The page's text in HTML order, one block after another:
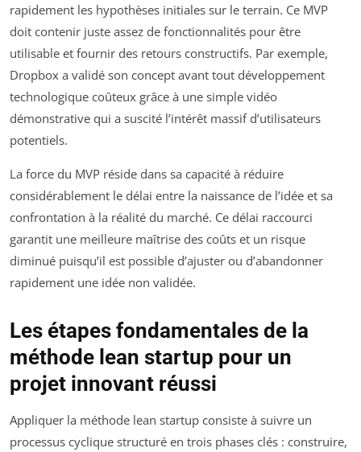
rapidement les hypothèses initiales sur le terrain. Ce MVP
doit contenir juste assez de fonctionnalités pour être
utilisable et fournir des retours constructifs. Par exemple,
Dropbox a validé son concept avant tout développement
technologique coûteux grâce à une simple vidéo
démonstrative qui a suscité l’intérêt massif d’utilisateurs
potentiels.
La force du MVP réside dans sa capacité à réduire
considérablement le délai entre la naissance de l’idée et sa
confrontation à la réalité du marché. Ce délai raccourci
garantit une meilleure maîtrise des coûts et un risque
diminué puisqu’il est possible d’ajuster ou d’abandonner
rapidement une idée non validée.
Les étapes fondamentales de la
méthode lean startup pour un
projet innovant réussi
Appliquer la méthode lean startup consiste à suivre un
processus cyclique structuré en trois phases clés : construire,